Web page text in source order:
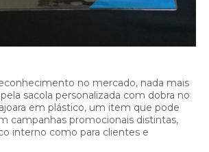
no mercado, nada mais
sacola personalizada com dobra no
em plástico, um item que pode
campanhas promocionais distintas,
interno como para clientes e